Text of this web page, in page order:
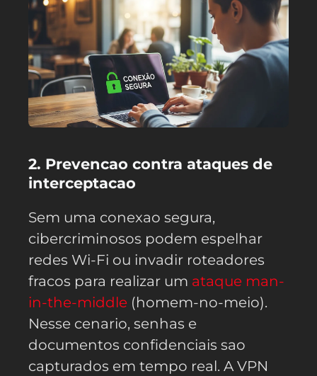
2. Prevencao contra ataques de
interceptacao
Sem uma conexao segura,
cibercriminosos podem espelhar
redes Wi-Fi ou invadir roteadores
fracos para realizar um ataque man-
in-the-middle (homem-no-meio).
Nesse cenario, senhas e
documentos confidenciais sao
capturados em tempo real. A VPN